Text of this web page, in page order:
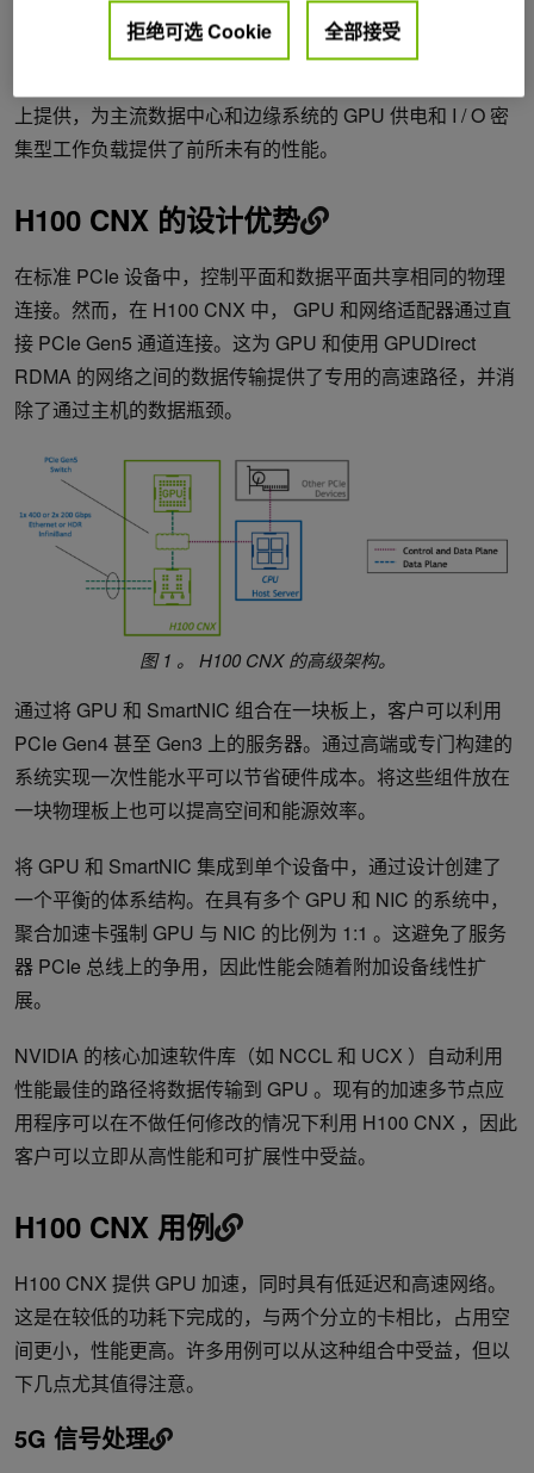
NVIDIA H100 CNX
是一个高性能的企业包。它
NVIDIA H100的能力与 NVIDIA ConnectX-7
上提供，为主流数据中心和边缘系统的 GPU 供电和 I / O 密
集型工作负载提供了前所未有的性能。
H100 CNX 的设计优势
在标准 PCIe 设备中，控制平面和数据平面共享相同的物理
连接。然而，在 H100 CNX 中， GPU 和网络适配器通过直
接 PCIe Gen5 通道连接。这为 GPU 和使用 GPUDirect
RDMA 的网络之间的数据传输提供了专用的高速路径，并消
除了通过主机的数据瓶颈。
图 1 。 H100 CNX 的高级架构。
通过将 GPU 和 SmartNIC 组合在一块板上，客户可以利用
PCIe Gen4 甚至 Gen3 上的服务器。通过高端或专门构建的
系统实现一次性能水平可以节省硬件成本。将这些组件放在
一块物理板上也可以提高空间和能源效率。
将 GPU 和 SmartNIC 集成到单个设备中，通过设计创建了
一个平衡的体系结构。在具有多个 GPU 和 NIC 的系统中，
聚合加速卡强制 GPU 与 NIC 的比例为 1:1 。这避免了服务
器 PCIe 总线上的争用，因此性能会随着附加设备线性扩
展。
NVIDIA 的核心加速软件库（如 NCCL 和 UCX ）自动利用
性能最佳的路径将数据传输到 GPU 。现有的加速多节点应
用程序可以在不做任何修改的情况下利用 H100 CNX ，因此
客户可以立即从高性能和可扩展性中受益。
H100 CNX 用例
H100 CNX 提供 GPU 加速，同时具有低延迟和高速网络。
这是在较低的功耗下完成的，与两个分立的卡相比，占用空
间更小，性能更高。许多用例可以从这种组合中受益，但以
下几点尤其值得注意。
5G 信号处理
拒绝可选 Cookie 全部接受